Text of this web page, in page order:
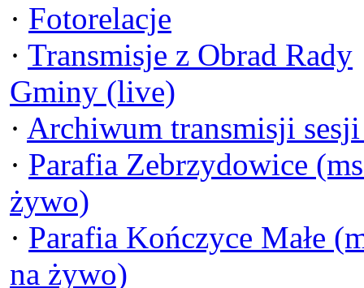
· Fotorelacje
· Transmisje z Obrad Rady
Gminy (live)
· Archiwum transmisji
· Parafia Zebrzydowice
żywo)
· Parafia Kończyce Małe
na żywo)